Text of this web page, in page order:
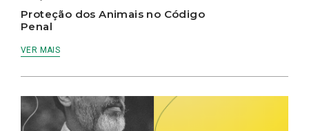
Proteção dos Animais no Código
Penal
VER MAIS